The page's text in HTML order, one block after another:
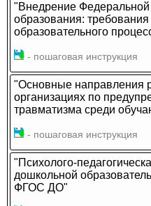
"Внедрение
образования:
образовательного
- пошаговая инструкция
"Основные направления
организациях по
травматизма среди
- пошаговая инструкция
"Психолого-
дошкольной
ФГОС ДО"